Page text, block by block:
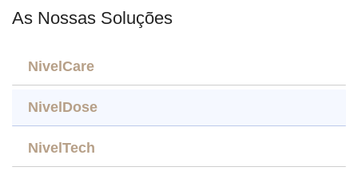
As Nossas Soluções
NivelCare
NivelDose
NivelTech